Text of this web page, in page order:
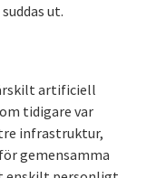
ut.
artificiell
tidigare var
infrastruktur,
gemensamma